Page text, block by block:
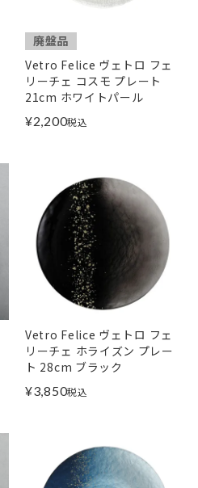
廃盤品
Vetro Felice ヴェトロ フェ
リーチェ コスモ プレート
21cm ホワイトパール
¥2,200税込
Vetro Felice ヴェトロ フェ
リーチェ ホライズン プレー
ト 28cm ブラック
¥3,850税込